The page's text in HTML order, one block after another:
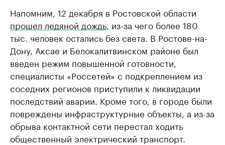
Напомним, 12 декабря в Ростовской области
прошел ледяной дождь , из-за чего более 180
тыс. человек остались без света. В Ростове-на-
Дону, Аксае и Белокалитвинском районе был
введен режим повышенной готовности,
специалисты «Россетей» с подкреплением из
соседних регионов приступили к ликвидации
последствий аварии. Кроме того, в городе были
повреждены инфраструктурные объекты, а из-за
обрыва контактной сети перестал ходить
общественный электрический транспорт.